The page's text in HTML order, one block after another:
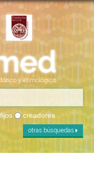
y etimológico
creadores
otras búsquedas